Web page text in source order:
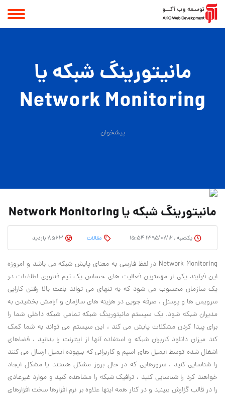
مانیتورینگ شبکه یا
Network Monitoring
پیشخوان
مانیتورینگ شبکه یا Network Monitoring
یکشنبه , ۱۳۹۵/۰۲/۱۲ ۱۵:۵۴ مقالات
Network Monitoring در لفظ فارسی به معنای پایش شبکه می باشد و امروزه
این فرآیند یکی از مهمترین فعالیت های حساس یک تیم فناوری اطلاعات در
یک سازمان محسوب می شود که به تنهای می تواند باعث بالا رفتن کارایی
سرویس ها و پرسنل ، صرفه جویی در هزینه های سازمان و آرامش بخشیدن به
مدیران شبکه شود. یک سیستم مانیتورینگ شبکه تمامی شبکه داخلی شما را
برای پیدا کردن مشکلات پایش می کند ، این سیستم می تواند به شما کمک
کند میزان دانلود کاربران شبکه و استفاده آنها از اینترنت را بدانید ، فضاهای
اشغال شده توسط ایمیل های اسپم و کاربرانی که بیهوده ایمیل ارسال می کنند
را شناسایی کنید ، سرورهایی که در حال بروز مشکل هستند یا مشکل ایجاد
خواهند کرد را شناسایی کنید ، ترافیک شبکه را مشاهده کنید و موارد غیرعادی
را در قالب گزارش ببینید و در کنار همه اینها علاوه بر نرم افزارها سخت افزارهای